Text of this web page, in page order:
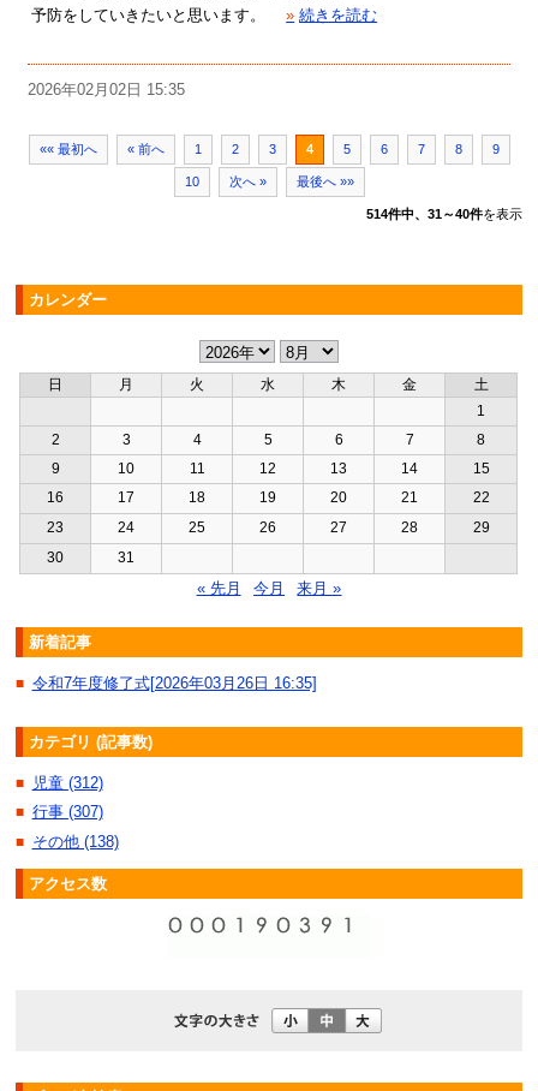
予防をしていきたいと思います。
» 続きを読む
2026年02月02日 15:35
«« 最初へ « 前へ 1 2 3 4 5 6 7 8 9
10 次へ » 最後へ »»
514件中、31～40件を表示
カレンダー
日 月 火 水 木 金
土
1
2
3 4 5 6 7
8
9
10 11 12 13 14
15
16
17 18 19 20 21
22
23
24 25 26 27 28
29
30
31
« 先月 今月 来月 »
新着記事
■ 令和7年度修了式[2026年03月26日 16:35]
カテゴリ (記事数)
■ 児童 (312)
■ 行事 (307)
■ その他 (138)
アクセス数